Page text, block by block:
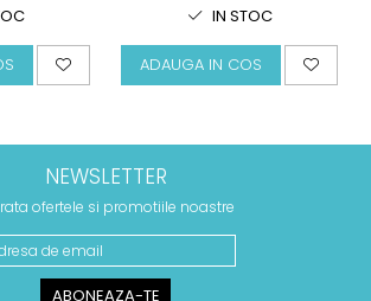
IN STOC
ADAUGA IN COS
NEWSLETTER
ofertele si promotiile noastre